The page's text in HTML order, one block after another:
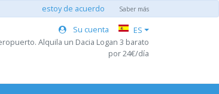
estoy de acuerdo Saber más
Su cuenta
ES
Alquila un Dacia Logan 3 barato
por 24€/día